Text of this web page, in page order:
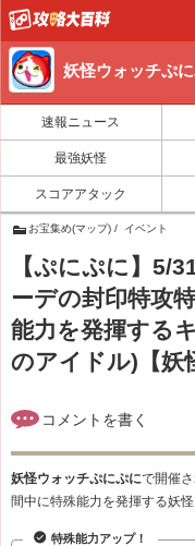
妖怪ウォッチぷ
速報ニュース
最強妖怪
スコアアタック
お宝集め(マップ) イベント
【ぷにぷに】5/
ーデの封印特攻
能力を発揮する
のアイドル)【妖
妖怪ウォッチぷにぷにで開催
間中に特殊能力を発揮する妖怪
特殊能力アップ！